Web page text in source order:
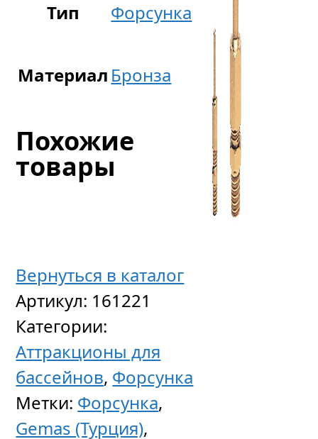
Вернуться в каталог
Артикул: 161221
Категории:
Аттракционы для
бассейнов, Форсунка
Метки: Форсунка,
Gemas (Турция),
Тип Форсунка
Материал Бронза
Похожие
товары